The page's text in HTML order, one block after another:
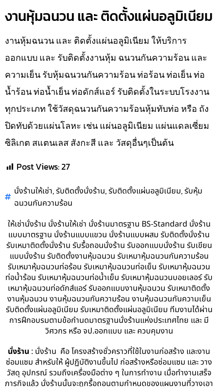
งานหุ้มฉนวน และ ติดตั้งแผ่นอลูมิเนียม
งานหุ้มฉนวน และ ติดตั้งแผ่นอลูมิเนียม ให้บริการ
ออกแบบ และ รับติดตั้งงานหุ้ม ฉนวนกันความร้อน และ
ความเย็น รับหุ้มฉนวนกันความร้อน ท่อร้อน ท่อเย็น ท่อ
น้ำร้อน ท่อน้ำเย็น ท่อดักส์แอร์ รับติดตั้งในระบบโรงงาน
ทุกประเภท ใช้วัสดุฉนวนกันความร้อนหุ้มทับท่อ หรือ ถัง
ปิดทับด้วยแผ่นโลหะ เช่น แผ่นอลูมิเนียม แผ่นแดลเซี่ยม
ซิลิเกต สแตนเลส สังกะสี และ วัสดุอื่นๆเป็นต้น
Post Views:27
นั่งร้านให้เช่า,รับติดตั้งนั่งร้าน,รับติดตั้งแผ่นอลูมิเนียม,รับหุ้ม
ฉนวนกันความร้อน
ให้เช่านั่งร้าน นั่งร้านให้เช่า นั่งร้านมาตรฐาน BS-Standard นั่งร้าน
แบบมาตรฐาน นั่งร้านแบบแขวน นั่งร้านแบบผสม รับติดตั้งนั่งร้าน
รับเหมาติดตั้งนั่งร้าน รับรื้อถอนนั่งร้าน รับออกแบบนั่งร้าน รับเขียน
แบบนั่งร้าน รับติดตั้งงานหุ้มฉนวน รับเหมาหุ้มฉนวนกันความร้อน
รับเหมาหุ้มฉนวนท่อร้อน รับเหมาหุ้มฉนวนท่อเย็น รับเหมาหุ้มฉนวน
ท่อน้ำร้อน รับเหมาหุ้มฉนวนท่อน้ำเย็น รับเหมาหุ้มฉนวนบอยเลอร์ รับ
เหมาหุ้มฉนวนท่อดักส์แอร์ รับออกแบบงานหุ้มฉนวน รับเหมาติดตั้ง
งานหุ้มฉนวน งานหุ้มฉนวนกันความร้อน งานหุ้มฉนวนกันความเย็น
รับติดตั้งแผ่นอลูมิเนียม รับเหมาติดตั้งแผ่นอลูมิเนียม ทีมงานได้ผ่าน
การฝึกอบรมตามข้อกำนดมาตรฐานนั่งร้านแห่งประเทศไทย และ มี
วิศวกร หรือ จป.ออกแบบ และ ควบคุมงาน
นั่งร้าน : นั่งร้าน คือ โครงสร้างชั่วคราวที่ใช้ในงานก่อสร้าง และงาน
ซ่อมแซม สำหรับให้ ผู้ปฏิบัติงานขึ้นไป ก่อสร้างหรือซ่อมแซม และ วาง
วัสดุ อุปกรณ์ รวมถึงเครื่องมือต่าง ๆ ในการทำงาน เมื่อทำงานเสร็จ
ภารกิจแล้ว นั่งร้านนั้นจะถูกรื้อถอนตามกำหนดของแผนงานที่วางเอา